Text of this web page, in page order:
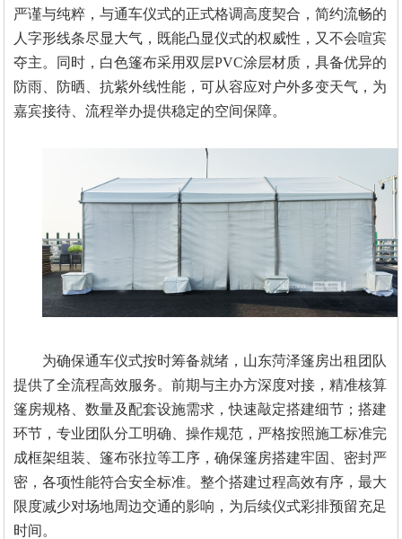
严谨与纯粹，与通车仪式的正式格调高度契合，简约流畅的
人字形线条尽显大气，既能凸显仪式的权威性，又不会喧宾
夺主。同时，白色篷布采用双层PVC涂层材质，具备优异的
防雨、防晒、抗紫外线性能，可从容应对户外多变天气，为
嘉宾接待、流程举办提供稳定的空间保障。
为确保通车仪式按时筹备就绪，山东菏泽篷房出租团队
提供了全流程高效服务。前期与主办方深度对接，精准核算
篷房规格、数量及配套设施需求，快速敲定搭建细节；搭建
环节，专业团队分工明确、操作规范，严格按照施工标准完
成框架组装、篷布张拉等工序，确保篷房搭建牢固、密封严
密，各项性能符合安全标准。整个搭建过程高效有序，最大
限度减少对场地周边交通的影响，为后续仪式彩排预留充足
时间。